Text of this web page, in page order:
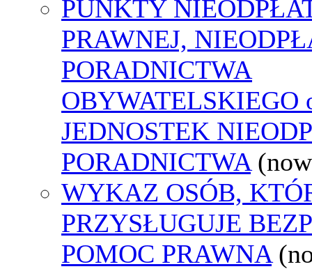
PUNKTY
PRAWNEJ,
PORADNICTWA
OBYWATELSKIEGO
JEDNOSTEK
PORADNICTWA
WYKAZ OSÓB,
PRZYSŁUGUJE
POMOC PRAWNA